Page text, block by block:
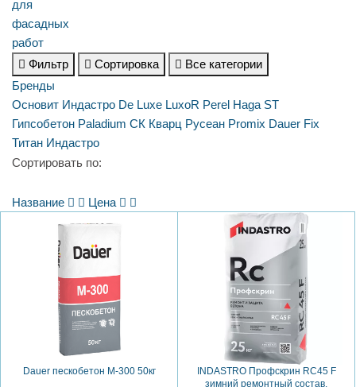
Фильтр Сортировка
Все категории
Бренды
Основит Индастро De Luxe LuxoR Perel Haga ST
Гипсобетон Paladium СК Кварц Русеан Promix Dauer Fix
Титан Индастро
Сортировать по:
Название Цена
Dauer пескобетон М-300 50кг
INDASTRO Профскрин RC45 F
зимний ремонтный состав,